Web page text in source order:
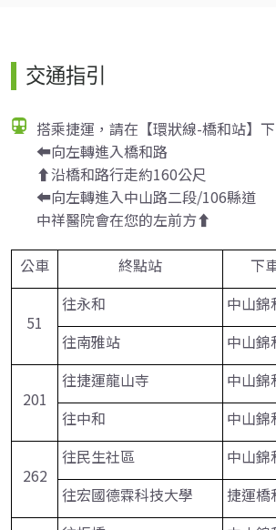
交通指引
搭乘捷運，請在【環狀線-橋和站】
⬅︎向左轉進入橋和路
⬆︎沿橋和路行走約160公尺
⬅︎向左轉進入中山路二段/106縣道
中祥醫院會在您的左前方⬆︎
公車 終點站 下
51
往永和 中山錦
往南雅站 中山錦
201
往捷運龍山寺
中山錦
往中和
中山錦
262
往民生社區
中山錦
往宏國德霖科技大學
捷運橋